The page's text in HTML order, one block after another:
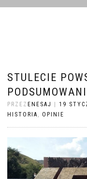
STULECIE
PRZEZ ENESAJ 19
HISTORIA , OPINIE